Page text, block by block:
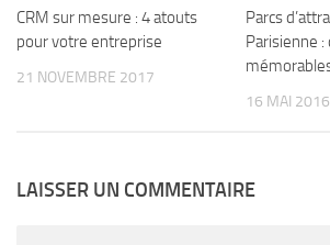
CRM sur mesure : 4 atouts
pour votre entreprise
21 NOVEMBRE 2017
Parcs
Parisienne
16 MAI 2016
LAISSER UN COMMENTAIRE